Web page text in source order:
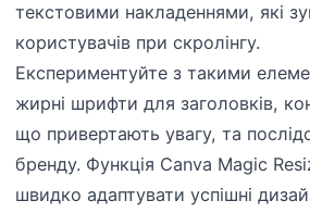
текстовими накладеннями, які
користувачів при скролінгу.
Експериментуйте з такими
жирні шрифти для заголовків,
що привертають увагу, та
бренду. Функція Canva Magic
швидко адаптувати успішні